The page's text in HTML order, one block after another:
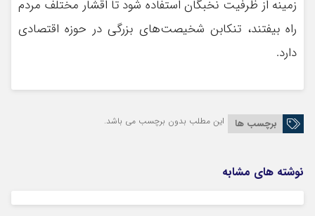
زمینه از ظرفیت نخبگان استفاده شود‌ تا اقشار مختلف مردم
راه بیفتند، تنکابن شخیصت‌های بزرگی در حوزه اقتصادی
دارد.
برچسب ها این مطلب بدون برچسب می باشد.
نوشته های مشابه